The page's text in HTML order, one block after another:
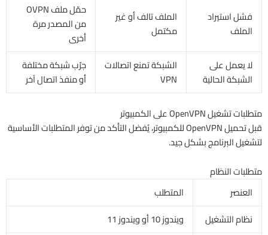
فشل استيراد
الملف
الملف تالف أو غير
مكتمل
حمّل ملف OVPN
من المصدر مرة
أخرى
لا يعمل على
الشبكة الحالية
الشبكة تمنع اتصالات
VPN
جرّب شبكة مختلفة
أو منفذ اتصال آخر
متطلبات تشغيل OpenVPN على الكمبيوتر
قبل تحميل OpenVPN للكمبيوتر، يُفضل التأكد من توفر المتطلبات الأساسية
لتشغيل البرنامج بشكل جيد.
متطلبات النظام
العنصر
المتطلب
نظام التشغيل
ويندوز 10 أو ويندوز 11